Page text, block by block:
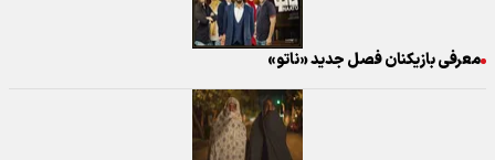
معرفی بازیکنان فصل جدید «ناتو»